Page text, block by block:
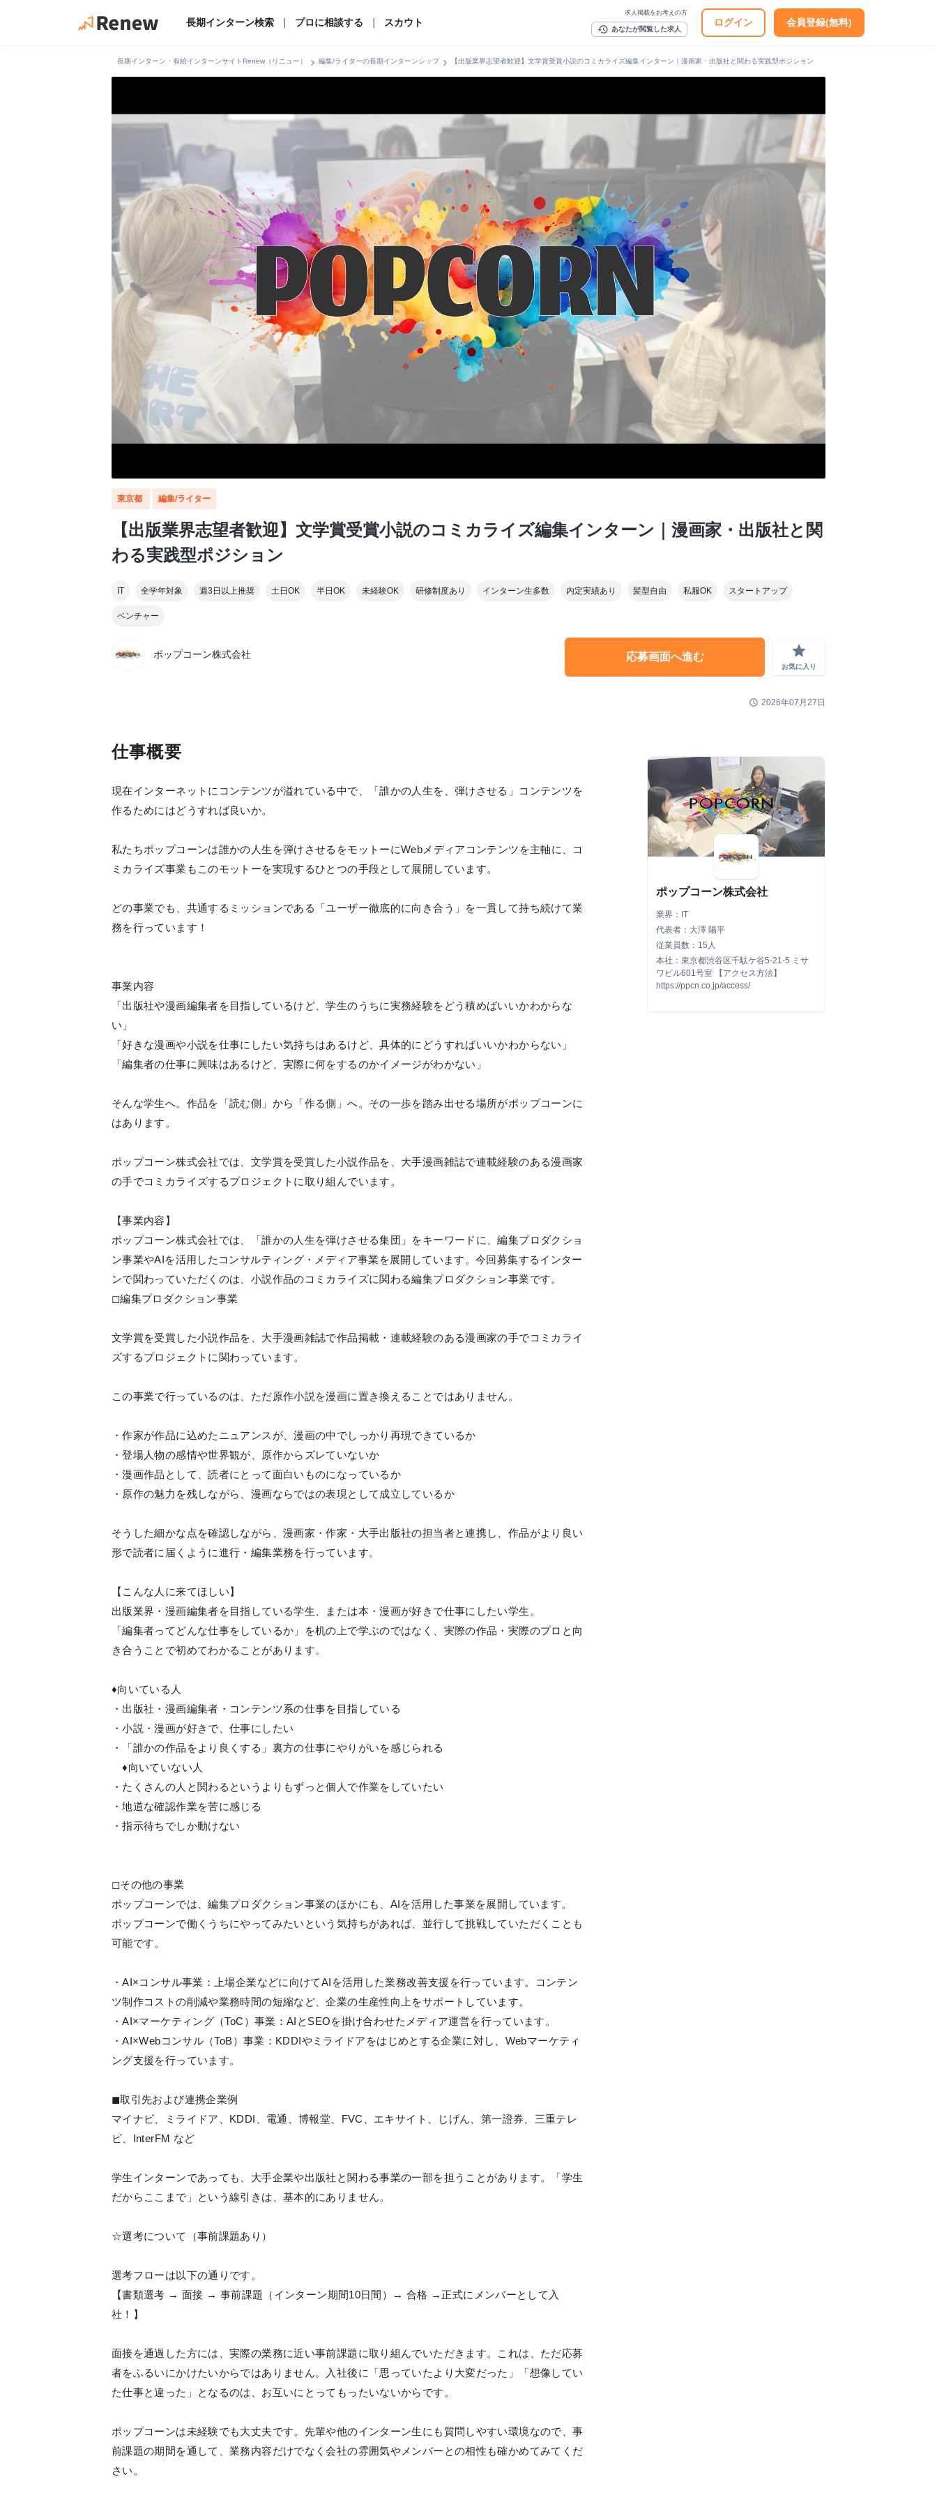
長期インターン検索 プロに相談する スカウト
求人掲載をお考えの方
history あなたが閲覧した求人
ログイン 会員登録(無料)
長期インターン・有給インターンサイトRenew（リニュー） chevron_right 編集/ライターの長期インターンシップchevron_right 【出版業界志望者歓迎】文学賞受賞小説のコミカライズ編集インターン｜漫画家・出版社と関わる実践型ポジション
東京都 編集/ライター
【出版業界志望者歓迎】文学賞受賞小説のコミカライズ編集インターン｜漫画家・出版社と関
わる実践型ポジション
IT 全学年対象 週3日以上推奨 土日OK 半日OK 未経験OK 研修制度あり インターン生多数 内定実績あり 髪型自由 私服OK スタートアップ
ベンチャー
ポップコーン株式会社 応募画面へ進む grade
お気に入り
schedule 2026年07月27日
仕事概要
現在インターネットにコンテンツが溢れている中で、「誰かの人生を、弾けさせる」コンテンツを
作るためにはどうすれば良いか。
私たちポップコーンは誰かの人生を弾けさせるをモットーにWebメディアコンテンツを主軸に、コ
ミカライズ事業もこのモットーを実現するひとつの手段として展開しています。
どの事業でも、共通するミッションである「ユーザー徹底的に向き合う」を一貫して持ち続けて業
務を行っています！
事業内容
「出版社や漫画編集者を目指しているけど、学生のうちに実務経験をどう積めばいいかわからな
い」
「好きな漫画や小説を仕事にしたい気持ちはあるけど、具体的にどうすればいいかわからない」
「編集者の仕事に興味はあるけど、実際に何をするのかイメージがわかない」
そんな学生へ。作品を「読む側」から「作る側」へ。その一歩を踏み出せる場所がポップコーンに
はあります。
ポップコーン株式会社では、文学賞を受賞した小説作品を、大手漫画雑誌で連載経験のある漫画家
の手でコミカライズするプロジェクトに取り組んでいます。
【事業内容】
ポップコーン株式会社では、「誰かの人生を弾けさせる集団」をキーワードに、編集プロダクショ
ン事業やAIを活用したコンサルティング・メディア事業を展開しています。今回募集するインター
ンで関わっていただくのは、小説作品のコミカライズに関わる編集プロダクション事業です。
◻︎編集プロダクション事業
文学賞を受賞した小説作品を、大手漫画雑誌で作品掲載・連載経験のある漫画家の手でコミカライ
ズするプロジェクトに関わっています。
この事業で行っているのは、ただ原作小説を漫画に置き換えることではありません。
・作家が作品に込めたニュアンスが、漫画の中でしっかり再現できているか
・登場人物の感情や世界観が、原作からズレていないか
・漫画作品として、読者にとって面白いものになっているか
・原作の魅力を残しながら、漫画ならではの表現として成立しているか
そうした細かな点を確認しながら、漫画家・作家・大手出版社の担当者と連携し、作品がより良い
形で読者に届くように進行・編集業務を行っています。
【こんな人に来てほしい】
出版業界・漫画編集者を目指している学生、または本・漫画が好きで仕事にしたい学生。
「編集者ってどんな仕事をしているか」を机の上で学ぶのではなく、実際の作品・実際のプロと向
き合うことで初めてわかることがあります。
♦︎向いている人
・出版社・漫画編集者・コンテンツ系の仕事を目指している
・小説・漫画が好きで、仕事にしたい
・「誰かの作品をより良くする」裏方の仕事にやりがいを感じられる
♦︎向いていない人
・たくさんの人と関わるというよりもずっと個人で作業をしていたい
・地道な確認作業を苦に感じる
・指示待ちでしか動けない
◻︎その他の事業
ポップコーンでは、編集プロダクション事業のほかにも、AIを活用した事業を展開しています。
ポップコーンで働くうちにやってみたいという気持ちがあれば、並行して挑戦していただくことも
可能です。
・AI×コンサル事業：上場企業などに向けてAIを活用した業務改善支援を行っています。コンテン
ツ制作コストの削減や業務時間の短縮など、企業の生産性向上をサポートしています。
・AI×マーケティング（ToC）事業：AIとSEOを掛け合わせたメディア運営を行っています。
・AI×Webコンサル（ToB）事業：KDDIやミライドアをはじめとする企業に対し、Webマーケティ
ング支援を行っています。
◼︎取引先および連携企業例
マイナビ、ミライドア、KDDI、電通、博報堂、FVC、エキサイト、じげん、第一證券、三重テレ
ビ、InterFM など
学生インターンであっても、大手企業や出版社と関わる事業の一部を担うことがあります。「学生
だからここまで」という線引きは、基本的にありません。
☆選考について（事前課題あり）
選考フローは以下の通りです。
【書類選考 → 面接 → 事前課題（インターン期間10日間）→ 合格 →正式にメンバーとして入
社！】
面接を通過した方には、実際の業務に近い事前課題に取り組んでいただきます。これは、ただ応募
者をふるいにかけたいからではありません。入社後に「思っていたより大変だった」「想像してい
た仕事と違った」となるのは、お互いにとってもったいないからです。
ポップコーンは未経験でも大丈夫です。先輩や他のインターン生にも質問しやすい環境なので、事
前課題の期間を通して、業務内容だけでなく会社の雰囲気やメンバーとの相性も確かめてみてくだ
さい。
ポップコーン株式会社
業界：IT
代表者：大澤 陽平
従業員数：15人
本社：東京都渋谷区千駄ケ谷5-21-5 ミサ
ワビル601号室 【アクセス方法】
https://ppcn.co.jp/access/